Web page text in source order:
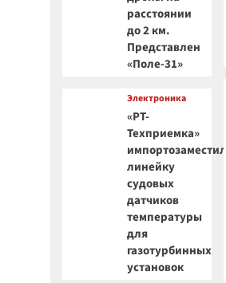
расстоянии
до 2 км.
Представлен
«Поле-31»
Электроника
«РТ-
Техприемка»
импортозаместила
линейку
судовых
датчиков
температуры
для
газотурбинных
установок